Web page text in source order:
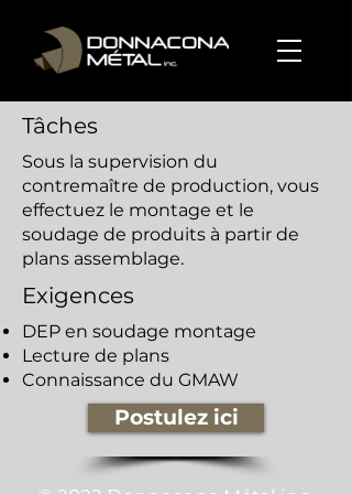
Tâches
Sous la supervision du
contremaître de production, vous
effectuez le montage et le
soudage de produits à partir de
plans assemblage.
Exigences
DEP en soudage montage
Lecture de plans
Connaissance du GMAW
Postulez ici